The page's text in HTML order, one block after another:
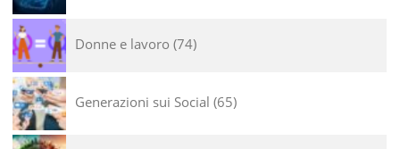
Donne e lavoro 74
Generazioni sui Social 65